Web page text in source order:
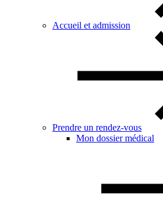
Accueil et admission
Prendre un rendez-vous
Mon dossier médical